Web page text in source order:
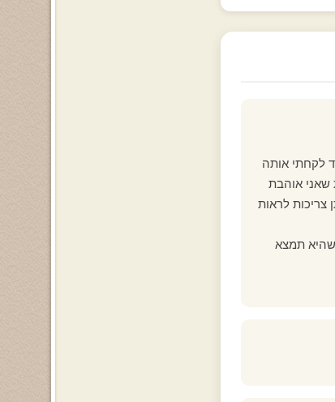
לקחתי אותה
שאני אוהבת
צריכות לראות
שהיא תמצא